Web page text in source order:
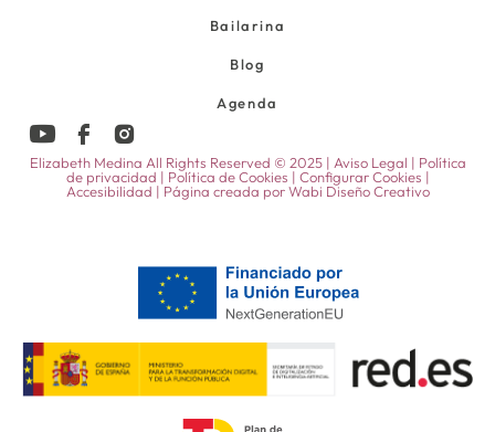
Bailarina
Blog
Agenda
Elizabeth Medina All Rights Reserved © 2025 | Aviso Legal | Política
de privacidad | Política de Cookies | Configurar Cookies |
Accesibilidad | Página creada porWabi Diseño Creativo